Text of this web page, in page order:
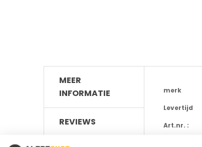
MEER
INFORMATIE
REVIEWS
informatie
merk
Levertijd
Art.nr. :